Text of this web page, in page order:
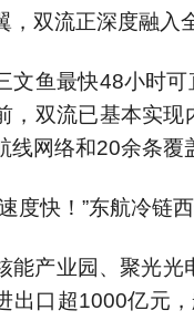
，双流正深度融入
文鱼最快48小时
，双流已基本实
线网络和20余条覆
度快！”东航冷链
能产业园、聚光
出口超1000亿元